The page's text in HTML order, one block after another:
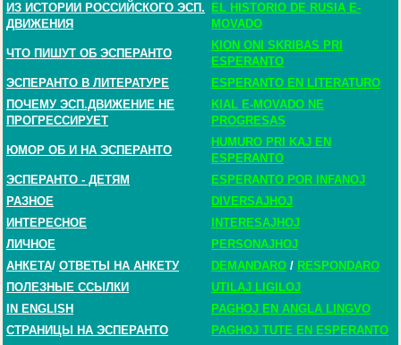
ИЗ ИСТОРИИ РОССИЙСКОГО ЭСП.
ДВИЖЕНИЯ
EL HISTORIO DE RUSIA E-
MOVADO
ЧТО ПИШУТ ОБ ЭСПЕРАНТО
KION ONI SKRIBAS PRI
ESPERANTO
ЭСПЕРАНТО В ЛИТЕРАТУРЕ
ESPERANTO EN LITERATURO
ПОЧЕМУ ЭСП.ДВИЖЕНИЕ НЕ
ПРОГРЕССИРУЕТ
KIAL E-MOVADO NE
PROGRESAS
ЮМОР ОБ И НА ЭСПЕРАНТО
HUMURO PRI KAJ EN
ESPERANTO
ЭСПЕРАНТО - ДЕТЯМ
ESPERANTO POR INFANOJ
РАЗНОЕ
DIVERSAJHOJ
ИНТЕРЕСНОЕ
INTERESAJHOJ
ЛИЧНОЕ
PERSONAJHOJ
АНКЕТА/ ОТВЕТЫ НА АНКЕТУ DEMANDARO / RESPONDARO
ПОЛЕЗНЫЕ ССЫЛКИ
UTILAJ LIGILOJ
IN ENGLISH
PAGHOJ EN ANGLA LINGVO
СТРАНИЦЫ НА ЭСПЕРАНТО
PAGHOJ TUTE EN ESPERANTO